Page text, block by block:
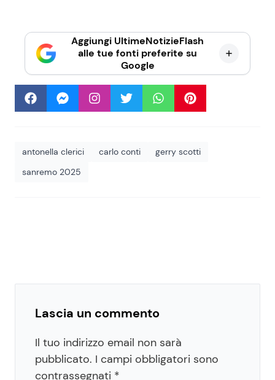
Aggiungi UltimeNotizieFlash
alle tue fonti preferite su
Google
antonella clerici carlo conti
gerry scotti
sanremo 2025
Lascia un commento
Il tuo indirizzo email non sarà
pubblicato. I campi obbligatori sono
contrassegnati *